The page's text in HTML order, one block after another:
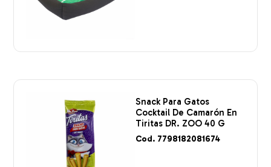
Snack Para Gatos
Cocktail De Camarón En
Tiritas DR. ZOO 40 G
Cod. 7798182081674